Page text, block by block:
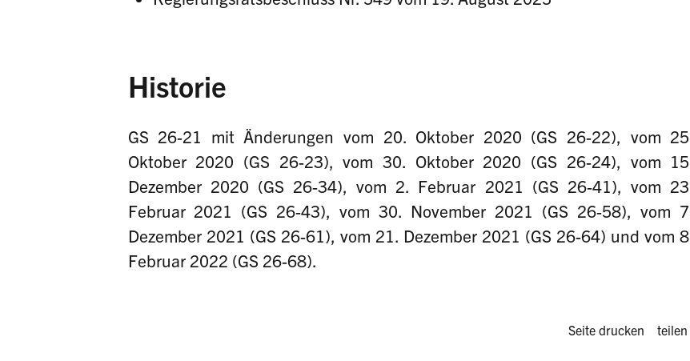
Historie
GS 26-21 mit Änderungen vom 20. Oktober 2020 (GS 26-22), vom
Oktober 2020 (GS 26-23), vom 30. Oktober 2020 (GS 26-24), vom
Dezember 2020 (GS 26-34), vom 2. Februar 2021 (GS 26-41), vom
Februar 2021 (GS 26-43), vom 30. November 2021 (GS 26-58), vom
Dezember 2021 (GS 26-61), vom 21. Dezember 2021 (GS 26-64) und vom
Februar 2022 (GS 26-68).
Diese
Seite drucken teilen